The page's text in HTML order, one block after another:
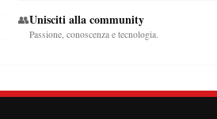
👥Unisciti alla community
Passione, conoscenza e tecnologia.